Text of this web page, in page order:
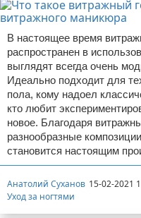
В настоящее время
распространен в
выглядят всегда очень
Идеально подходит для
пола, кому надоел
кто любит
новое. Благодаря
разнообразные
становится настоящим
Анатолий Суханов 15-02-2021
Уход за ногтями